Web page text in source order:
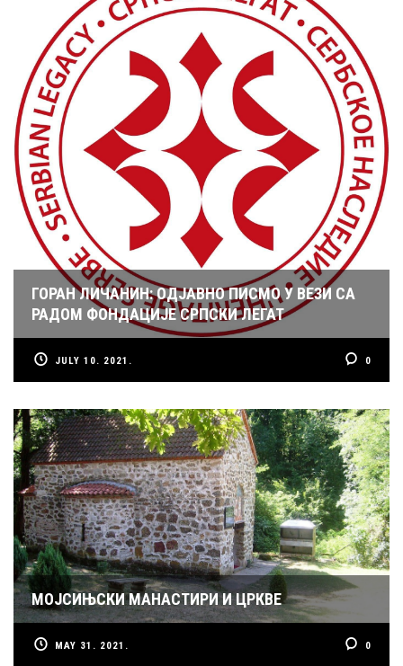
ГОРАН ЛИЧАНИН: ОДЈАВНО ПИСМО У ВЕЗИ СА
РАДОМ ФОНДАЦИЈЕ СРПСКИ ЛЕГАТ
JULY 10. 2021. 0
МОЈСИЊСКИ МАНАСТИРИ И ЦРКВЕ
MAY 31. 2021. 0